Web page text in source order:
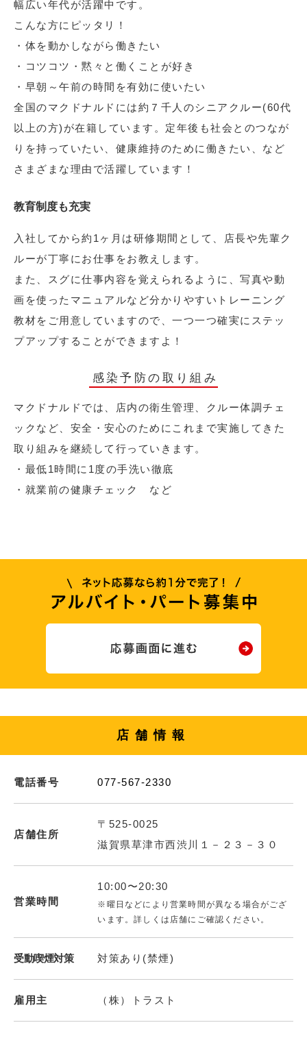
幅広い年代が活躍中です。
こんな方にピッタリ！
・体を動かしながら働きたい
・コツコツ・黙々と働くことが好き
・早朝～午前の時間を有効に使いたい
全国のマクドナルドには約７千人のシニアクルー(60代
以上の方)が在籍しています。定年後も社会とのつなが
りを持っていたい、健康維持のために働きたい、など
さまざまな理由で活躍しています！
教育制度も充実
入社してから約1ヶ月は研修期間として、店長や先輩ク
ルーが丁寧にお仕事をお教えします。
また、スグに仕事内容を覚えられるように、写真や動
画を使ったマニュアルなど分かりやすいトレーニング
教材をご用意していますので、一つ一つ確実にステッ
プアップすることができますよ！
感染予防の取り組み
マクドナルドでは、店内の衛生管理、クルー体調チェ
ックなど、安全・安心のためにこれまで実施してきた
取り組みを継続して行っていきます。
・最低1時間に1度の手洗い徹底
・就業前の健康チェック など
店舗情報
電話番号 077-567-2330
店舗住所
〒525-0025
滋賀県草津市西渋川１－２３－３０
営業時間
10:00〜20:30
※曜日などにより営業時間が異なる場合がござ
います。詳しくは店舗にご確認ください。
受動喫煙対策 対策あり(禁煙)
雇用主 （株）トラスト